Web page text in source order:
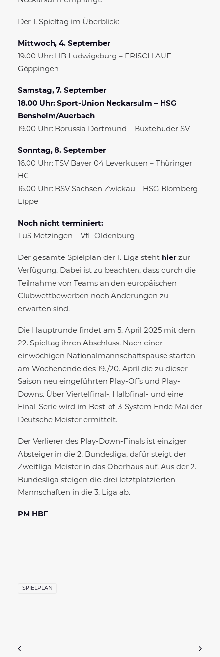
Der 1. Spieltag im Überblick:
Mittwoch, 4. September
19.00 Uhr: HB Ludwigsburg – FRISCH AUF
Göppingen
Samstag, 7. September
18.00 Uhr: Sport-Union Neckarsulm – HSG
Bensheim/Auerbach
19.00 Uhr: Borussia Dortmund – Buxtehuder SV
Sonntag, 8. September
16.00 Uhr: TSV Bayer 04 Leverkusen – Thüringer
HC
16.00 Uhr: BSV Sachsen Zwickau – HSG Blomberg-
Lippe
Noch nicht terminiert:
TuS Metzingen – VfL Oldenburg
Der gesamte Spielplan der 1. Liga steht hier zur
Verfügung. Dabei ist zu beachten, dass durch die
Teilnahme von Teams an den europäischen
Clubwettbewerben noch Änderungen zu
erwarten sind.
Die Hauptrunde findet am 5. April 2025 mit dem
22. Spieltag ihren Abschluss. Nach einer
einwöchigen Nationalmannschaftspause starten
am Wochenende des 19./20. April die zu dieser
Saison neu eingeführten Play-Offs und Play-
Downs. Über Viertelfinal-, Halbfinal- und eine
Final-Serie wird im Best-of-3-System Ende Mai der
Deutsche Meister ermittelt.
Der Verlierer des Play-Down-Finals ist einziger
Absteiger in die 2. Bundesliga, dafür steigt der
Zweitliga-Meister in das Oberhaus auf. Aus der 2.
Bundesliga steigen die drei letztplatzierten
Mannschaften in die 3. Liga ab.
PM HBF
SPIELPLAN